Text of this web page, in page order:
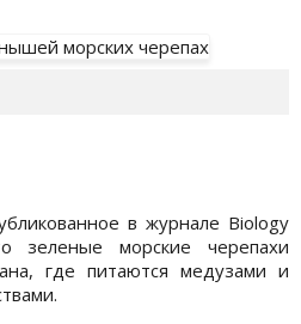
в журнале Biology
зеленые морские черепахи
где питаются медузами и